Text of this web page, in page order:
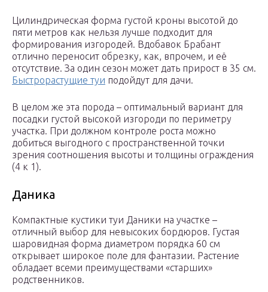
Цилиндрическая форма густой кроны высотой до
пяти метров как нельзя лучше подходит для
формирования изгородей. Вдобавок Брабант
отлично переносит обрезку, как, впрочем, и её
отсутствие. За один сезон может дать прирост в 35 см.
Быстрорастущие туи подойдут для дачи.
В целом же эта порода – оптимальный вариант для
посадки густой высокой изгороди по периметру
участка. При должном контроле роста можно
добиться выгодного с пространственной точки
зрения соотношения высоты и толщины ограждения
(4 к 1).
Даника
Компактные кустики туи Даники на участке –
отличный выбор для невысоких бордюров. Густая
шаровидная форма диаметром порядка 60 см
открывает широкое поле для фантазии. Растение
обладает всеми преимуществами «старших»
родственников.